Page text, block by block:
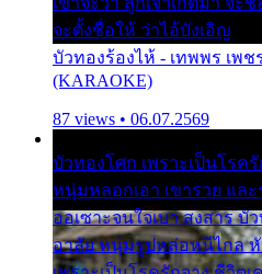
จะตั้งชื่อให้ ว่าไอ้บังเอิญ
บัวทองร้องไห้ - เทพพร เพ
(KARAOKE)
87 views • 06.07.2569
บัวทองโศก เพราะเป็นโร
หนุ่มหลอกเอา เขารวย แล
ออเซาะจนใจเบา สงสาร บั
อาลัย หนุ่มรูปหล่อหนีไกล หั